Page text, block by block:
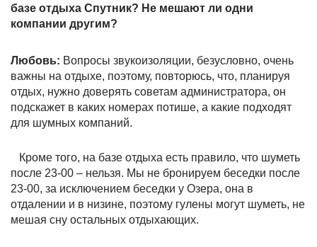
базе отдыха Спутник? Не мешают ли одни
компании другим?
Любовь: Вопросы звукоизоляции, безусловно, очень
важны на отдыхе, поэтому, повторюсь, что, планируя
отдых, нужно доверять советам администратора, он
подскажет в каких номерах потише, а какие подходят
для шумных компаний.
Кроме того, на базе отдыха есть правило, что шуметь
после 23-00 – нельзя. Мы не бронируем беседки после
23-00, за исключением беседки у Озера, она в
отдалении и в низине, поэтому гулены могут шуметь, не
мешая сну остальных отдыхающих.